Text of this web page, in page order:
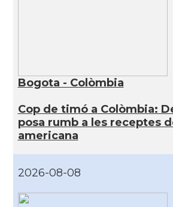
Bogota - Colòmbia
Cop de timó a Colòmbia:
posa rumb a les receptes
americana
2026-08-08